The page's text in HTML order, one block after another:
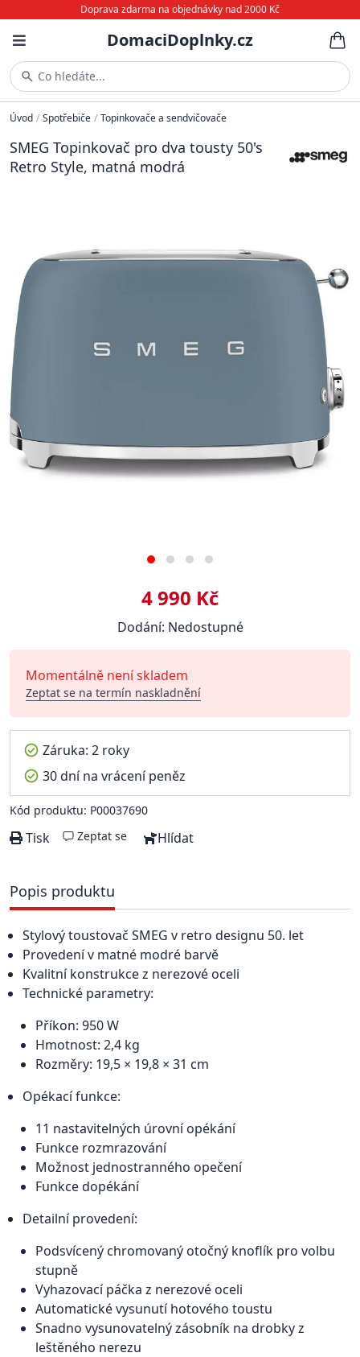
Doprava zdarma na objednávky nad 2000 Kč
DomaciDoplnky.cz
Co hledáte...
Úvod / Spotřebiče / Topinkovače a sendvičovače
SMEG Topinkovač pro dva tousty 50's
Retro Style, matná modrá
4 990 Kč
Dodání: Nedostupné
Momentálně není skladem
Zeptat se na termín naskladnění
Záruka: 2 roky
30 dní na vrácení peněz
Kód produktu: P00037690
Tisk Zeptat se Hlídat
Popis produktu
Stylový toustovač SMEG v retro designu 50. let
Provedení v matné modré barvě
Kvalitní konstrukce z nerezové oceli
Technické parametry:
Příkon: 950 W
Hmotnost: 2,4 kg
Rozměry: 19,5 × 19,8 × 31 cm
Opékací funkce:
11 nastavitelných úrovní opékání
Funkce rozmrazování
Možnost jednostranného opečení
Funkce dopékání
Detailní provedení:
Podsvícený chromovaný otočný knoflík pro volbu
stupně
Vyhazovací páčka z nerezové oceli
Automatické vysunutí hotového toustu
Snadno vysunovatelný zásobník na drobky z
leštěného nerezu